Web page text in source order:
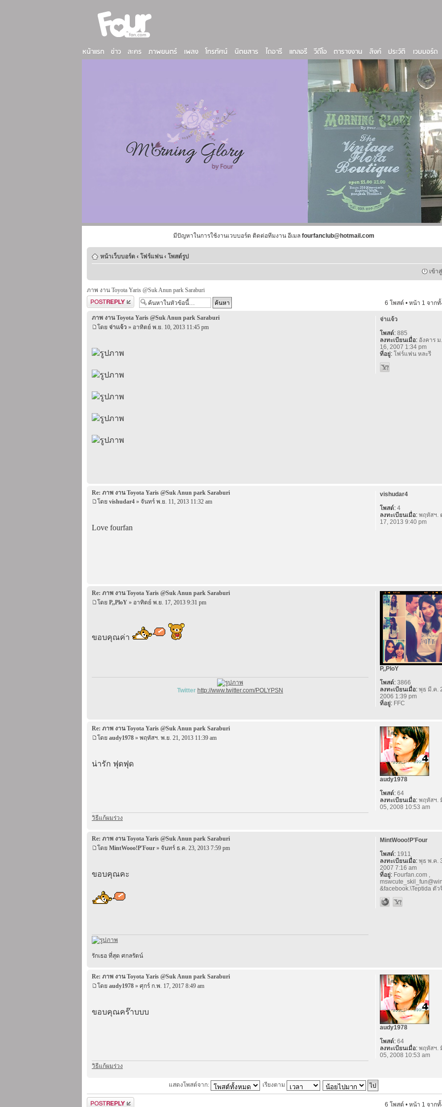
มีปัญหาในการใช้งานเวบบอร์ด ติดต่อทีมงาน อีเมล fourfanclub@hotmail.com
หน้าเว็บบอร์ด ‹ โฟร์แฟน ‹ โพสต์รูป
เข้า
ภาพ งาน Toyota Yaris @Suk Anun park Saraburi
ตอบกระทู้
6 โพสต์ • หน้า 1 จาก
ภาพ งาน Toyota Yaris @Suk Anun park Saraburi
โดย จ่าเเจ้ว » อาทิตย์ พ.ย. 10, 2013 11:45 pm
จ่าเเจ้ว
โพสต์:885
ลงทะเบียนเมื่อ:อังคาร ม
16, 2007 1:34 pm
ที่อยู่:โฟร์แฟน หละรี
Re: ภาพ งาน Toyota Yaris @Suk Anun park Saraburi
โดย vishudar4 » จันทร์ พ.ย. 11, 2013 11:32 am
Love fourfan
vishudar4
โพสต์:4
ลงทะเบียนเมื่อ:พฤหัสฯ.
17, 2013 9:40 pm
Re: ภาพ งาน Toyota Yaris @Suk Anun park Saraburi
โดย P,,PloY » อาทิตย์ พ.ย. 17, 2013 9:31 pm
ขอบคุณค่า
Twitter http://www.twitter.com/POLYPSN
P,,PloY
โพสต์:3866
ลงทะเบียนเมื่อ:พุธ มี.ค.
2006 1:39 pm
ที่อยู่:FFC
Re: ภาพ งาน Toyota Yaris @Suk Anun park Saraburi
โดย audy1978 » พฤหัสฯ. พ.ย. 21, 2013 11:39 am
น่ารัก ฟุดฟุด
วิธีแก้ผมร่วง
audy1978
โพสต์:64
ลงทะเบียนเมื่อ:พฤหัสฯ.
05, 2008 10:53 am
Re: ภาพ งาน Toyota Yaris @Suk Anun park Saraburi
โดย MintWooo!P'Four » จันทร์ ธ.ค. 23, 2013 7:59 pm
ขอบคุณคะ
รักเธอ ที่สุด ศกลรัตน์
MintWooo!P'Four
โพสต์:1911
ลงทะเบียนเมื่อ:พุธ พ.ค.
2007 7:16 am
ที่อยู่:Fourfan.com ,
&facebook.\Teptida ตัว
Re: ภาพ งาน Toyota Yaris @Suk Anun park Saraburi
โดย audy1978 » ศุกร์ ก.พ. 17, 2017 8:49 am
ขอบคุณคร๊าบบบ
วิธีแก้ผมร่วง
audy1978
โพสต์:64
ลงทะเบียนเมื่อ:พฤหัสฯ.
05, 2008 10:53 am
แสดงโพสต์จาก: เรียงตาม
ตอบกระทู้ 6 โพสต์ • หน้า 1 จาก